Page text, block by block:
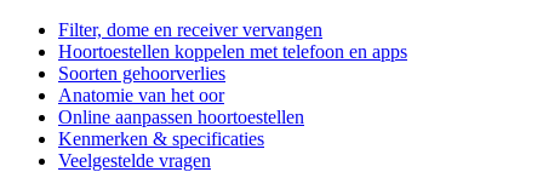
Filter, dome en receiver vervangen
Hoortoestellen koppelen met telefoon en apps
Soorten gehoorverlies
Anatomie van het oor
Online aanpassen hoortoestellen
Kenmerken & specificaties
Veelgestelde vragen